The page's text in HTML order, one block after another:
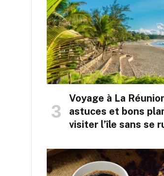
Voyage à La
astuces et bons
visiter l’île sans se